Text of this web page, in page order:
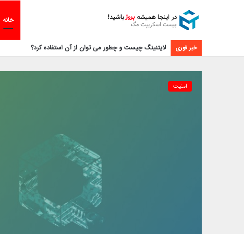
خانه
خبر فوری لایتنینگ چیست و چطور می توان از آن استفاده کرد؟
امنیت